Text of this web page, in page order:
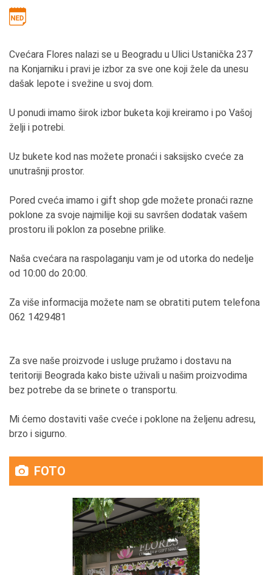
Cvećara Flores nalazi se u Beogradu u Ulici Ustanička 237
na Konjarniku i pravi je izbor za sve one koji žele da unesu
dašak lepote i svežine u svoj dom.
U ponudi imamo širok izbor buketa koji kreiramo i po Vašoj
želji i potrebi.
Uz bukete kod nas možete pronaći i saksijsko cveće za
unutrašnji prostor.
Pored cveća imamo i gift shop gde možete pronaći razne
poklone za svoje najmilije koji su savršen dodatak vašem
prostoru ili poklon za posebne prilike.
Naša cvećara na raspolaganju vam je od utorka do nedelje
od 10:00 do 20:00.
Za više informacija možete nam se obratiti putem telefona
062 1429481
Za sve naše proizvode i usluge pružamo i dostavu na
teritoriji Beograda kako biste uživali u našim proizvodima
bez potrebe da se brinete o transportu.
Mi ćemo dostaviti vaše cveće i poklone na željenu adresu,
brzo i sigurno.
FOTO